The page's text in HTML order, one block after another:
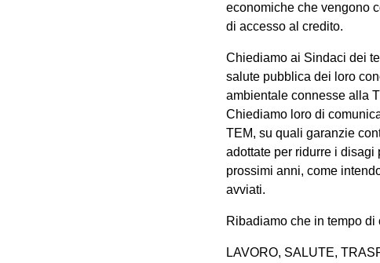
economiche che vengono
di accesso al credito.
Chiediamo ai Sindaci dei
salute pubblica dei loro
ambientale connesse alla
Chiediamo loro di
TEM, su quali garanzie
adottate per ridurre i disagi
prossimi anni, come
avviati.
Ribadiamo che in tempo
LAVORO, SALUTE,